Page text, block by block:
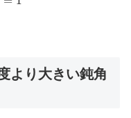
より大きい鈍角